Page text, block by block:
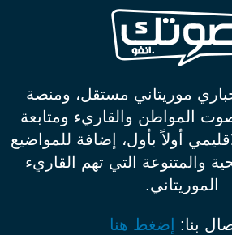
موريتاني مستقل، ومنصة
المواطن والقاريء ومتابعة
أولاً بأول، إضافة للمواضيع
والمتنوعة التي تهم القاريء
الموريتاني.
بنا: إضغط هنا